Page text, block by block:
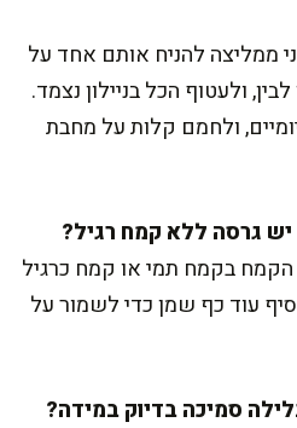
ממליצה להניח אותם אחד על
ולעטוף הכל בניילון נצמד.
ולחמם קלות על מחבת
בקמח תמי או קמח כרגיל
עוד כף שמן כדי לשמור על